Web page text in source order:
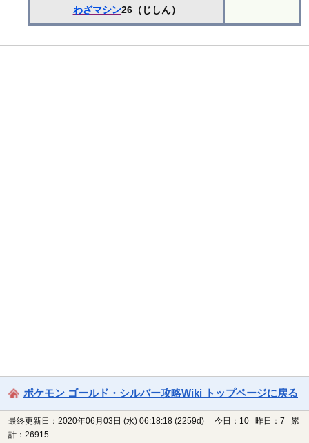
わざマシン26（じしん）
ポケモン ゴールド・シルバー攻略Wiki トップページに戻る
最終更新日：2020年06月03日 (水) 06:18:18 (2259d)
今日：10 昨日：7 累
計：26915